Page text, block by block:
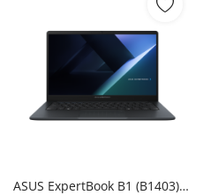
ASUS ExpertBook B1 (B1403) ASUS